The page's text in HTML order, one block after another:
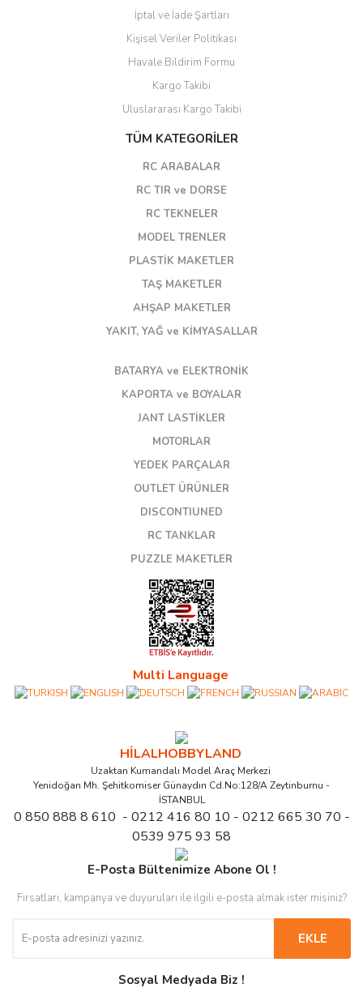
İptal ve İade Şartları
Kişisel Veriler Politikası
Havale Bildirim Formu
Kargo Takibi
Uluslararası Kargo Takibi
TÜM KATEGORİLER
RC ARABALAR
RC TIR ve DORSE
RC TEKNELER
MODEL TRENLER
PLASTİK MAKETLER
TAŞ MAKETLER
AHŞAP MAKETLER
YAKIT, YAĞ ve KİMYASALLAR
BATARYA ve ELEKTRONİK
KAPORTA ve BOYALAR
JANT LASTİKLER
MOTORLAR
YEDEK PARÇALAR
OUTLET ÜRÜNLER
DISCONTIUNED
RC TANKLAR
PUZZLE MAKETLER
Multi Language
HİLALHOBBYLAND
Uzaktan Kumandalı Model Araç Merkezi
Yenidoğan Mh. Şehitkomiser Günaydın Cd.No:128/A Zeytinburnu -
İSTANBUL
0 850 888 8 610 - 0212 416 80 10 - 0212 665 30 70 -
0539 975 93 58
E-Posta Bültenimize Abone Ol !
Fırsatları, kampanya ve duyuruları ile ilgili e-posta almak ister misiniz?
EKLE
Sosyal Medyada Biz !